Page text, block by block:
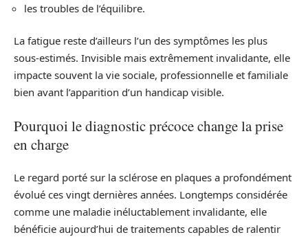
les troubles de l’équilibre.
La fatigue reste d’ailleurs l’un des symptômes les plus
sous-estimés. Invisible mais extrêmement invalidante, elle
impacte souvent la vie sociale, professionnelle et familiale
bien avant l’apparition d’un handicap visible.
Pourquoi le diagnostic précoce change la prise
en charge
Le regard porté sur la sclérose en plaques a profondément
évolué ces vingt dernières années. Longtemps considérée
comme une maladie inéluctablement invalidante, elle
bénéficie aujourd’hui de traitements capables de ralentir